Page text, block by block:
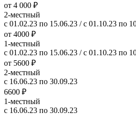
от 4 000 ₽
2-местный
с 01.02.23 по 15.06.23 / с 01.10.23 по
от 4000 ₽
1-местный
с 01.02.23 по 15.06.23 / с 01.10.23 по
от 5600 ₽
2-местный
с 16.06.23 по 30.09.23
6600 ₽
1-местный
с 16.06.23 по 30.09.23